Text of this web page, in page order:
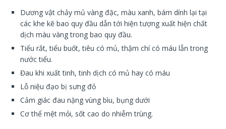
Dương vật chảy mủ vàng đặc, màu xanh, bám dính lại tại
các khe kẽ bao quy đầu dẫn tới hiện tượng xuất hiện chất
dịch màu vàng trong bao quy đầu.
Tiểu rắt, tiểu buốt, tiêu có mủ, thậm chí có máu lẫn trong
nước tiểu.
Đau khi xuất tinh, tinh dịch có mủ hay có máu
Lỗ niệu đạo bị sưng đỏ
Cảm giác đau nặng vùng bìu, bụng dưới
Cơ thể mệt mỏi, sốt cao do nhiễm trùng.